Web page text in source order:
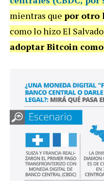
mientras que por otro
como lo hizo El
adoptar Bitcoin